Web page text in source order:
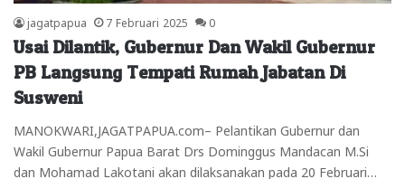
jagatpapua 7 Februari 2025 0
Usai Dilantik, Gubernur Dan Wakil Gubernur
PB Langsung Tempati Rumah Jabatan Di
Susweni
MANOKWARI,JAGATPAPUA.com– Pelantikan Gubernur dan
Wakil Gubernur Papua Barat Drs Dominggus Mandacan M.Si
dan Mohamad Lakotani akan dilaksanakan pada 20 Februari…